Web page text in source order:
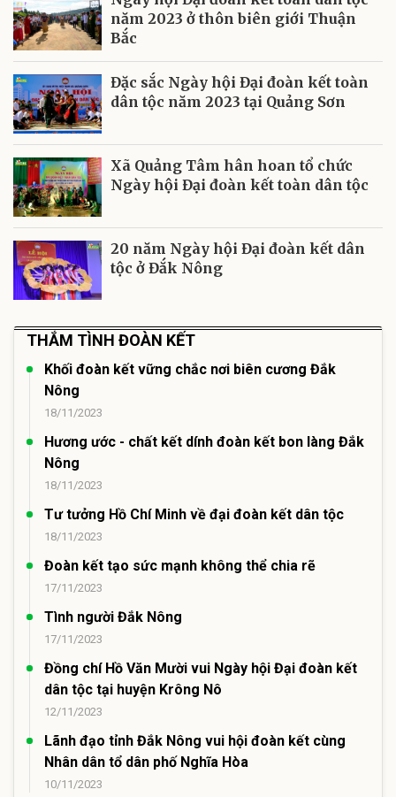
năm 2023 ở thôn biên giới Thuận
Bắc
Đặc sắc Ngày hội Đại đoàn kết toàn
dân tộc năm 2023 tại Quảng Sơn
Xã Quảng Tâm hân hoan tổ chức
Ngày hội Đại đoàn kết toàn dân tộc
20 năm Ngày hội Đại đoàn kết dân
tộc ở Đắk Nông
THẮM TÌNH ĐOÀN KẾT
Khối đoàn kết vững chắc nơi biên cương Đắk
Nông
18/11/2023
Hương ước - chất kết dính đoàn kết bon làng Đắk
Nông
18/11/2023
Tư tưởng Hồ Chí Minh về đại đoàn kết dân tộc
18/11/2023
Đoàn kết tạo sức mạnh không thể chia rẽ
17/11/2023
Tình người Đắk Nông
17/11/2023
Đồng chí Hồ Văn Mười vui Ngày hội Đại đoàn kết
dân tộc tại huyện Krông Nô
12/11/2023
Lãnh đạo tỉnh Đắk Nông vui hội đoàn kết cùng
Nhân dân tổ dân phố Nghĩa Hòa
10/11/2023